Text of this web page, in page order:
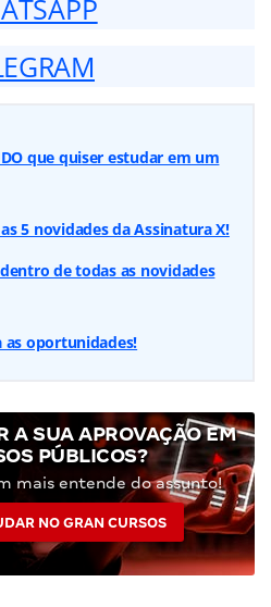
que quiser estudar em um
5 novidades da Assinatura X!
de todas as novidades
as oportunidades!
A SUA APROVAÇÃO EM
PÚBLICOS?
mais entende do assunto!
NO GRAN CURSOS